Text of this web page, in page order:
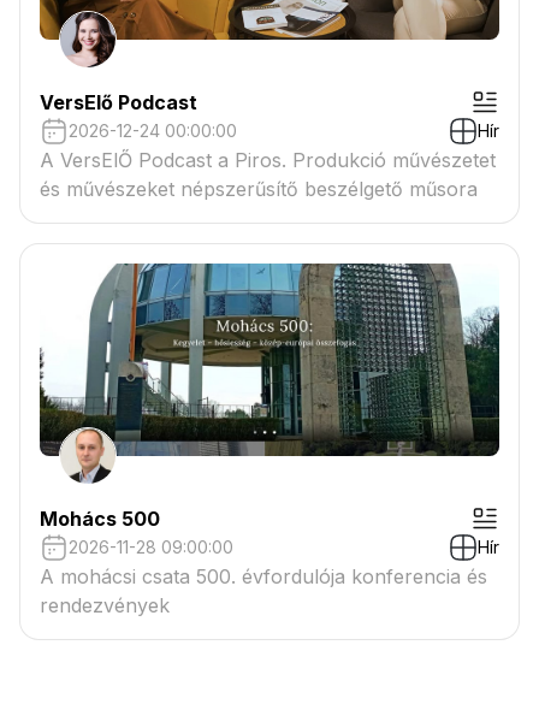
VersElő Podcast
2026-12-24 00:00:00 Hír
A VersElŐ Podcast a Piros. Produkció művészetet
és művészeket népszerűsítő beszélgető műsora
Mohács 500
2026-11-28 09:00:00 Hír
A mohácsi csata 500. évfordulója konferencia és
rendezvények